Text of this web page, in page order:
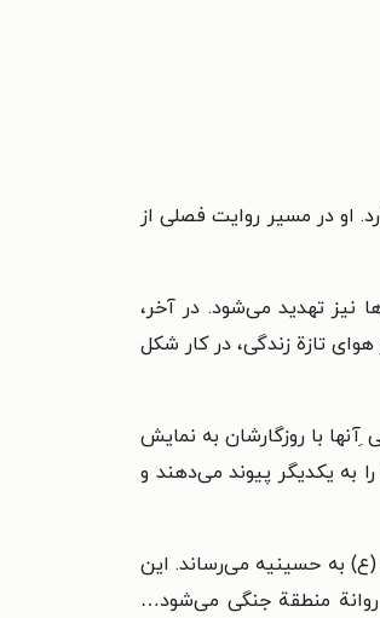
او در مسیر روایت فصلی از
تهدید می‌شود. در آخر،
تازة زندگی، در کار شکل
با روزگارشان به نمایش
به یکدیگر پیوند می‌دهند و
به حسینیه می‌رساند. این
روانة منطقة جنگی می‌شود…